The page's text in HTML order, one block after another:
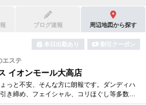
リピーター割引あり
ブログ速報 周辺地図から探す
本日出勤あり 割引クーポン
エステ
イオンモール大高店
っと不安、そんな方に朗報です。ダンディハ
き締め、フェイシャル、コリほぐし等多数の